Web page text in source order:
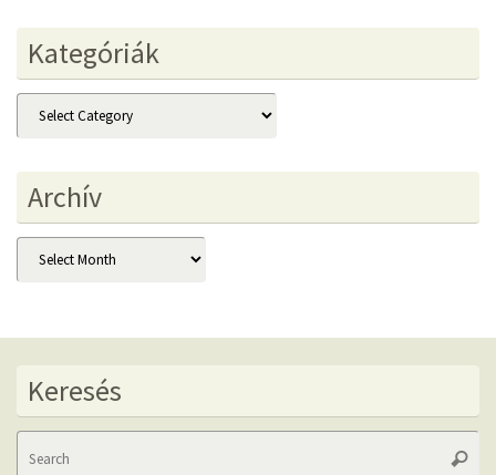
Kategóriák
Kategóriák
Archív
Archív
Keresés